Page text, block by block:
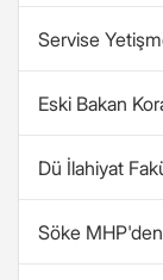
Servise
Eski Bakan
Dü İlahiyat
Söke